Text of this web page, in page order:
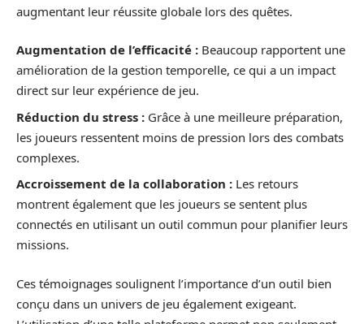
augmentant leur réussite globale lors des quêtes.
Augmentation de l’efficacité : Beaucoup rapportent une
amélioration de la gestion temporelle, ce qui a un impact
direct sur leur expérience de jeu.
Réduction du stress : Grâce à une meilleure préparation,
les joueurs ressentent moins de pression lors des combats
complexes.
Accroissement de la collaboration : Les retours
montrent également que les joueurs se sentent plus
connectés en utilisant un outil commun pour planifier leurs
missions.
Ces témoignages soulignent l’importance d’un outil bien
conçu dans un univers de jeu également exigeant.